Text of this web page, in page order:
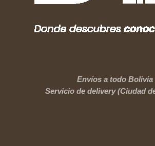
Envíos a todo Bolivia
Servicio de delivery (Ciudad